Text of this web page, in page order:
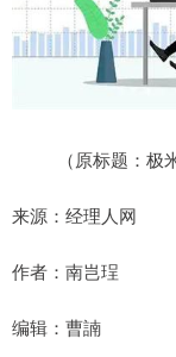
（原标题：
来源：经理人网
作者：南岂珵
编辑：曹諵